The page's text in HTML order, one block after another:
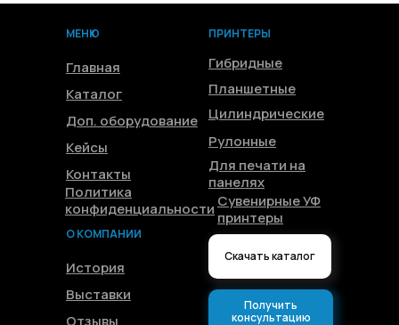
Главная
МЕНЮ
Каталог
Доп. оборудование
Кейсы
Контакты
Политика
конфиденциальности
Гибридные
ПРИНТЕРЫ
Планшетные
Цилиндрические
Для печати на
панелях
Сувенирные УФ
принтеры
История
О КОМПАНИИ
Выставки
Отзывы
Получить
консультацию
Скачать каталог
Рулонные